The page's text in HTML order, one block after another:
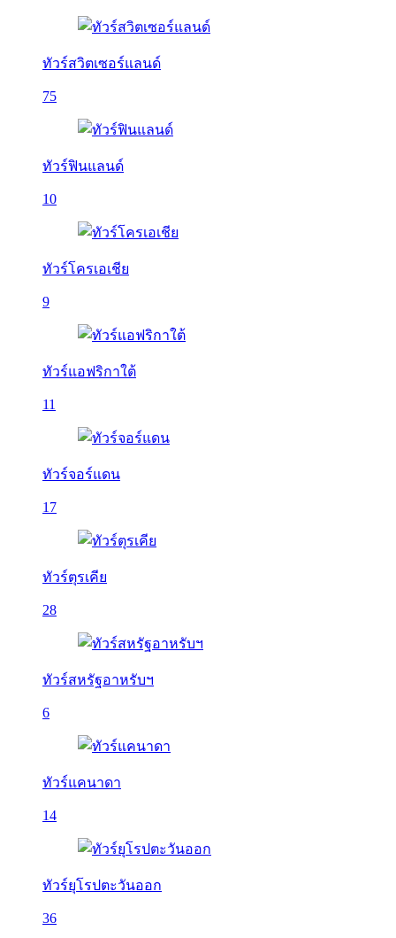
ทัวร์สวิตเซอร์แลนด์
75
ทัวร์ฟินแลนด์
10
ทัวร์โครเอเชีย
9
ทัวร์แอฟริกาใต้
11
ทัวร์จอร์แดน
17
ทัวร์ตุรเคีย
28
ทัวร์สหรัฐอาหรับฯ
6
ทัวร์แคนาดา
14
ทัวร์ยุโรปตะวันออก
36